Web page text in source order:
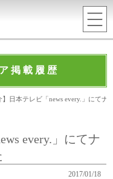
掲載履歴
】日本テレビ「news every.」にて
every.」にてナ
2017/01/18